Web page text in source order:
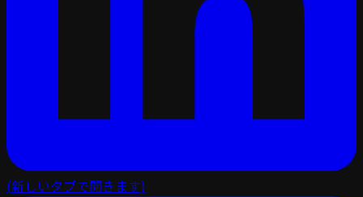
(新しいタブで開きます)